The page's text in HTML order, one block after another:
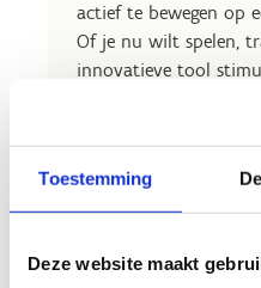
Toestemming
Deze website maakt
actief te bewegen op
Of je nu wilt spelen,
innovatieve tool
🟢Geschikt voor
💪 Versterktspieren